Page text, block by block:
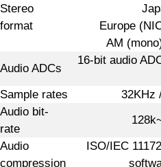
Stereo
format
Europe
AM
Audio ADCs
16-bit audio
Sample rates
32KHz
Audio bit-
rate
Audio
compression
ISO/IEC